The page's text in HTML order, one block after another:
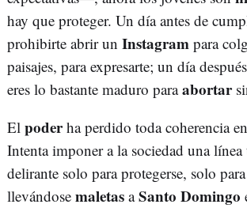
hay que proteger. Un día antes de
prohibirte abrir un Instagram para
paisajes, para expresarte; un día
eres lo bastante maduro paraabortar
El poderha perdido toda coherencia
Intenta imponer a la sociedad una
delirante solo para protegerse, solo
llevándose maletas aSanto Domingo